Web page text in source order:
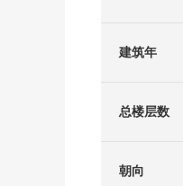
建筑年
总楼层数
朝向